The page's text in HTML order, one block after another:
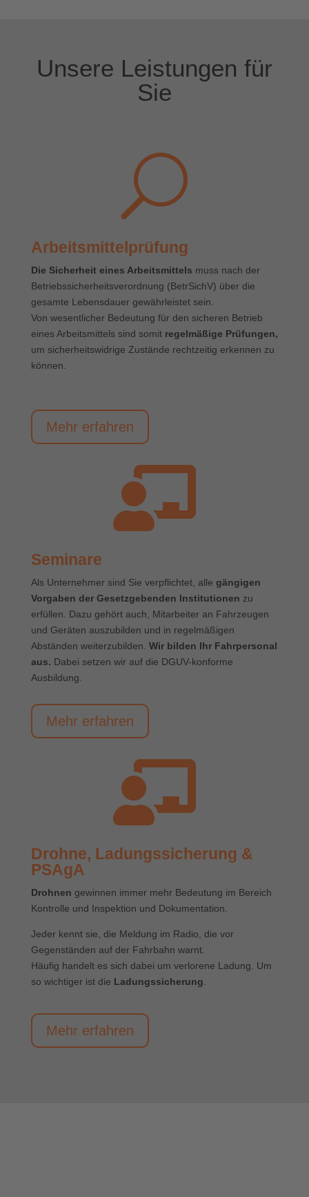
Unsere Leistungen für
Sie
U
Arbeitsmittelprüfung
Die Sicherheit eines Arbeitsmittels muss nach der
Betriebssicherheitsverordnung (BetrSichV) über die
gesamte Lebensdauer gewährleistet sein.
Von wesentlicher Bedeutung für den sicheren Betrieb
eines Arbeitsmittels sind somit regelmäßige Prüfungen,
um sicherheitswidrige Zustände rechtzeitig erkennen zu
können.
Mehr erfahren

Seminare
Als Unternehmer sind Sie verpflichtet, alle gängigen
Vorgaben der Gesetzgebenden Institutionen zu
erfüllen. Dazu gehört auch, Mitarbeiter an Fahrzeugen
und Geräten auszubilden und in regelmäßigen
Abständen weiterzubilden. Wir bilden Ihr Fahrpersonal
aus. Dabei setzen wir auf die DGUV-konforme
Ausbildung.
Mehr erfahren

Drohne, Ladungssicherung &
PSAgA
Drohnen gewinnen immer mehr Bedeutung im Bereich
Kontrolle und Inspektion und Dokumentation.
Jeder kennt sie, die Meldung im Radio, die vor
Gegenständen auf der Fahrbahn warnt.
Häufig handelt es sich dabei um verlorene Ladung. Um
so wichtiger ist die Ladungssicherung
Mehr erfahren